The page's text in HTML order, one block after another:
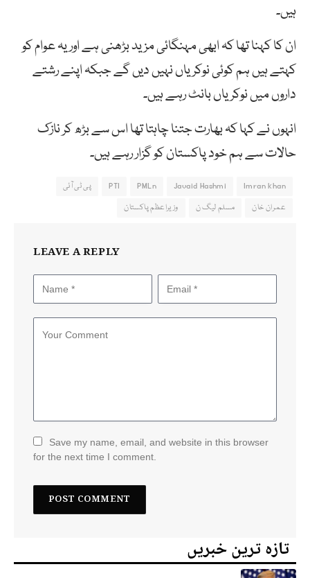
ہیں۔
ان کا کہنا تھا کہ ابھی مہنگائی مزید بڑھنی ہے اوریہ عوام کو
کہتے ہیں ہم کوئی نوکریاں نہیں دیں گے جبکہ اپنے رشتے
داروں میں نوکریاں بانٹ رہے ہیں۔
انہوں نے کہا کہ بھارت جتنا چاہتا تھا اس سے بڑھ کر نازک
حالات سے ہم خود پاکستان کو گزار رہے ہیں۔
Imran khan
Javaid Hashmi
PMLn
PTI
پی ٹی آئی
عمران خان
مسلم لیگ ن وزیراعظم پاکستان
LEAVE A REPLY
Save my name, email, and website in this browser
for the next time I comment.
تازہ ترین خبریں